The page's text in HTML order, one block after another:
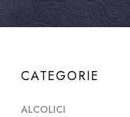
CATEGORIE
ALCOLICI